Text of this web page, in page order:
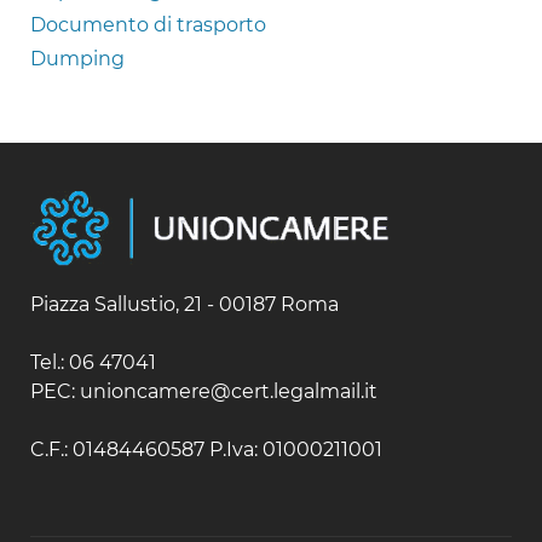
Documento di trasporto
Dumping
Piazza Sallustio, 21 - 00187 Roma
Tel.: 06 47041
PEC: unioncamere@cert.legalmail.it
C.F.: 01484460587 P.Iva: 01000211001